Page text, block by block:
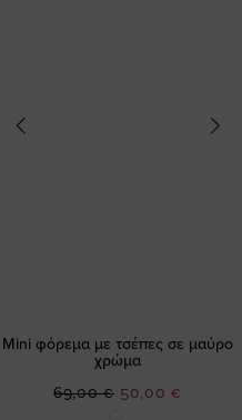
Mini φόρεμα με τσέπες σε μαύρο
χρώμα
Ειδική
50,00 €
69,00 €